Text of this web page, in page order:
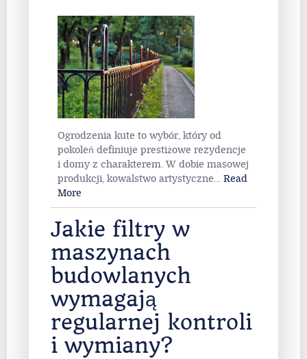
Ogrodzenia kute to wybór, który od
pokoleń definiuje prestiżowe rezydencje
i domy z charakterem. W dobie masowej
produkcji, kowalstwo artystyczne… Read
More
Jakie filtry w
maszynach
budowlanych
wymagają
regularnej kontroli
i wymiany?